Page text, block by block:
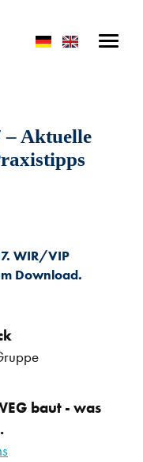
Aktuelle
WIR/VIP
Download.
baut - was